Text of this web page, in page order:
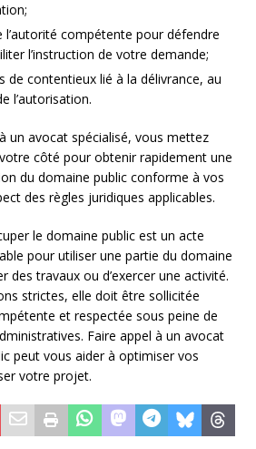
l’autorité compétente pour défendre
l’instruction de votre demande;
de contentieux lié à la délivrance, au
l’autorisation.
un avocat spécialisé, vous mettez
côté pour obtenir rapidement une
du domaine public conforme à vos
des règles juridiques applicables.
le domaine public est un acte
pour utiliser une partie du domaine
des travaux ou d’exercer une activité.
strictes, elle doit être sollicitée
et respectée sous peine de
Faire appel à un avocat
peut vous aider à optimiser vos
votre projet.